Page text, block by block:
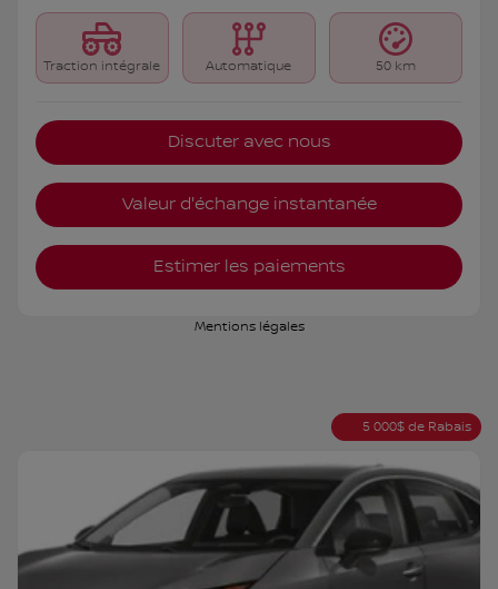
Traction intégrale Automatique 50 km
Discuter avec nous
Valeur d'échange instantanée
Estimer les paiements
Mentions légales
5 000$ de Rabais